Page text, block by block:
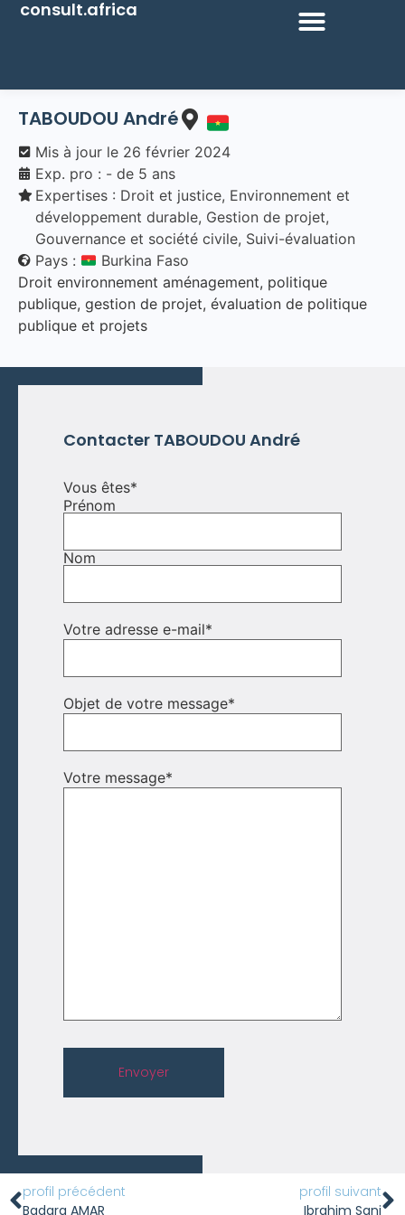
consult.africa
TABOUDOU André
Mis à jour le 26 février 2024
Exp. pro : - de 5 ans
Expertises : Droit et justice, Environnement et
développement durable, Gestion de projet,
Gouvernance et société civile, Suivi-évaluation
Pays :
Burkina Faso
Droit environnement aménagement, politique
publique, gestion de projet, évaluation de politique
publique et projets
Contacter TABOUDOU André
Vous êtes*
Prénom
Nom
Votre adresse e-mail*
Objet de votre message*
Votre message*
Envoyer
profil précédent
Badara AMAR
profil suivant
Ibrahim Sani